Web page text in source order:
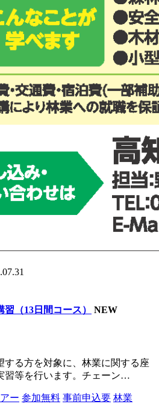
（13日間コース） NEW
する方を対象に、林業に関する座
習等を行います。チェーン…
ー 参加無料 事前申込要 林業